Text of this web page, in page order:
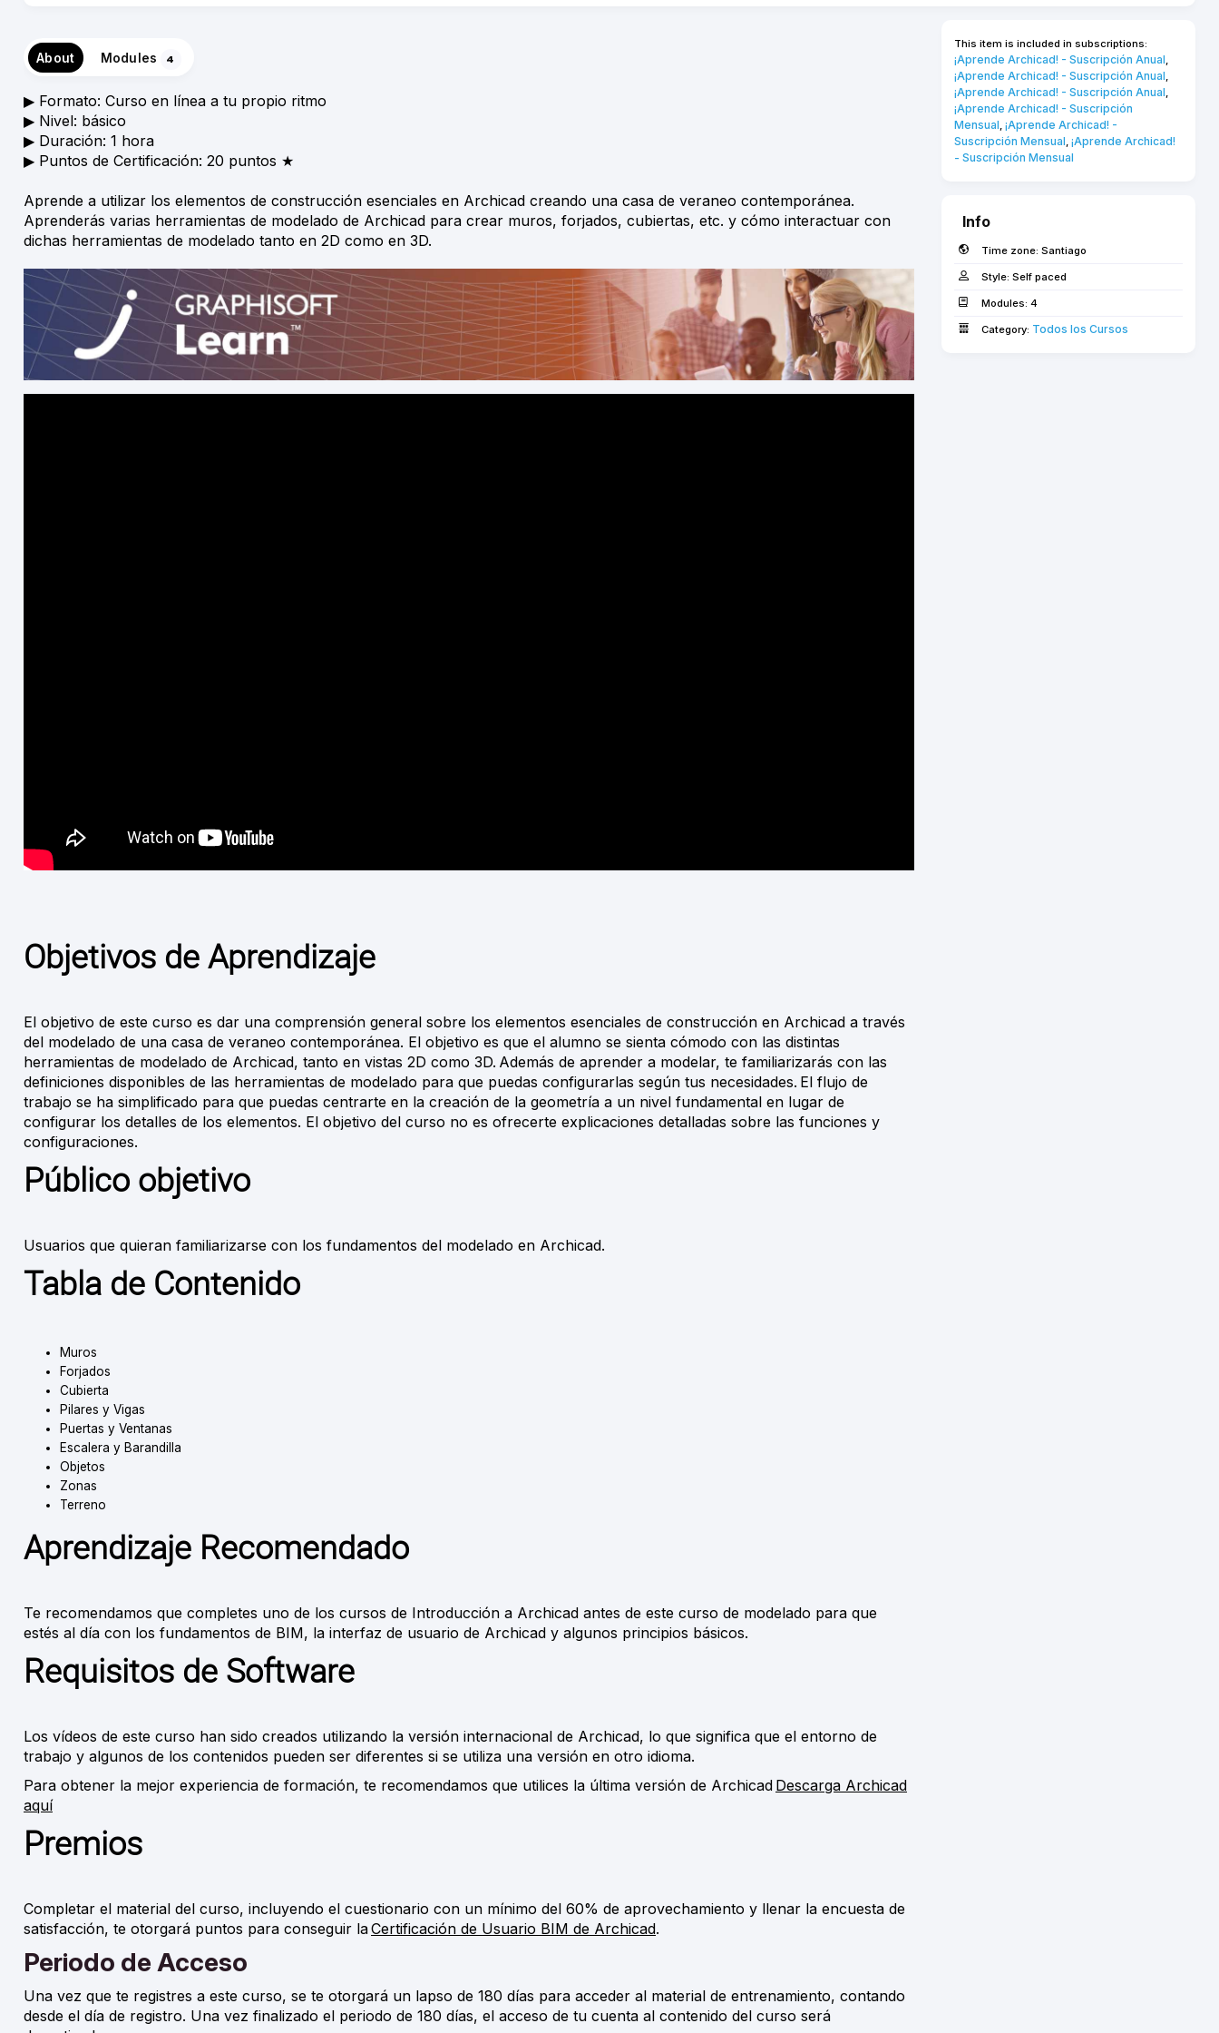
About Modules 4
▶︎ Formato: Curso en línea a tu propio ritmo
▶︎ Nivel: básico
▶︎ Duración: 1 hora
▶︎ Puntos de Certificación: 20 puntos ★
Aprende a utilizar los elementos de construcción esenciales en Archicad creando una casa de veraneo contemporánea.
Aprenderás varias herramientas de modelado de Archicad para crear muros, forjados, cubiertas, etc. y cómo interactuar con
dichas herramientas de modelado tanto en 2D como en 3D.
Objetivos de Aprendizaje
El objetivo de este curso es dar una comprensión general sobre los elementos esenciales de construcción en Archicad a través
del modelado de una casa de veraneo contemporánea. El objetivo es que el alumno se sienta cómodo con las distintas
herramientas de modelado de Archicad, tanto en vistas 2D como 3D. Además de aprender a modelar, te familiarizarás con las
definiciones disponibles de las herramientas de modelado para que puedas configurarlas según tus necesidades. El flujo de
trabajo se ha simplificado para que puedas centrarte en la creación de la geometría a un nivel fundamental en lugar de
configurar los detalles de los elementos. El objetivo del curso no es ofrecerte explicaciones detalladas sobre las funciones y
configuraciones.
Público objetivo
Usuarios que quieran familiarizarse con los fundamentos del modelado en Archicad.
Tabla de Contenido
Muros
Forjados
Cubierta
Pilares y Vigas
Puertas y Ventanas
Escalera y Barandilla
Objetos
Zonas
Terreno
Aprendizaje Recomendado
Te recomendamos que completes uno de los cursos de Introducción a Archicad antes de este curso de modelado para que
estés al día con los fundamentos de BIM, la interfaz de usuario de Archicad y algunos principios básicos.
Requisitos de Software
Los vídeos de este curso han sido creados utilizando la versión internacional de Archicad, lo que significa que el entorno de
trabajo y algunos de los contenidos pueden ser diferentes si se utiliza una versión en otro idioma.
Para obtener la mejor experiencia de formación, te recomendamos que utilices la última versión de Archicad Descarga Archicad
aquí
Premios
Completar el material del curso, incluyendo el cuestionario con un mínimo del 60% de aprovechamiento y llenar la encuesta de
satisfacción, te otorgará puntos para conseguir laCertificación de Usuario BIM de Archicad.
Periodo de Acceso
Una vez que te registres a este curso, se te otorgará un lapso de 180 días para acceder al material de entrenamiento, contando
desde el día de registro. Una vez finalizado el periodo de 180 días, el acceso de tu cuenta al contenido del curso será
This item is included in subscriptions:
¡Aprende Archicad! - Suscripción Anual,
¡Aprende Archicad! - Suscripción Anual,
¡Aprende Archicad! - Suscripción Anual,
¡Aprende Archicad! - Suscripción
Mensual, ¡Aprende Archicad! -
Suscripción Mensual, ¡Aprende Archicad!
- Suscripción Mensual
Info
Time zone: Santiago
Style: Self paced
Modules: 4
Category: Todos los Cursos­